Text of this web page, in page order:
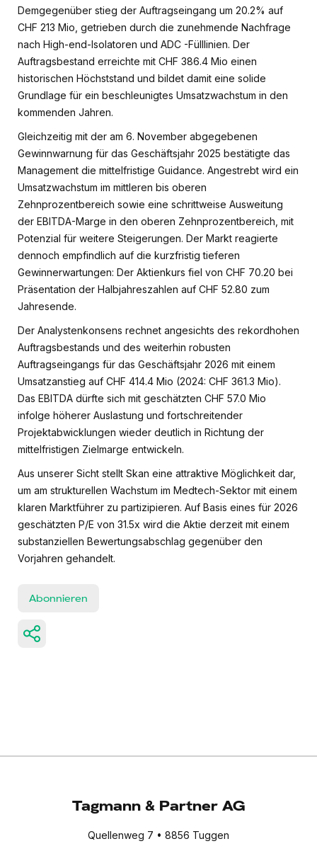
Demgegenüber stieg der Auftragseingang um 20.2% auf
CHF 213 Mio, getrieben durch die zunehmende Nachfrage
nach High-end-Isolatoren und ADC -Fülllinien. Der
Auftragsbestand erreichte mit CHF 386.4 Mio einen
historischen Höchststand und bildet damit eine solide
Grundlage für ein beschleunigtes Umsatzwachstum in den
kommenden Jahren.
Gleichzeitig mit der am 6. November abgegebenen
Gewinnwarnung für das Geschäftsjahr 2025 bestätigte das
Management die mittelfristige Guidance. Angestrebt wird ein
Umsatzwachstum im mittleren bis oberen
Zehnprozentbereich sowie eine schrittweise Ausweitung
der EBITDA-Marge in den oberen Zehnprozentbereich, mit
Potenzial für weitere Steigerungen. Der Markt reagierte
dennoch empfindlich auf die kurzfristig tieferen
Gewinnerwartungen: Der Aktienkurs fiel von CHF 70.20 bei
Präsentation der Halbjahreszahlen auf CHF 52.80 zum
Jahresende.
Der Analystenkonsens rechnet angesichts des rekordhohen
Auftragsbestands und des weiterhin robusten
Auftragseingangs für das Geschäftsjahr 2026 mit einem
Umsatzanstieg auf CHF 414.4 Mio (2024: CHF 361.3 Mio).
Das EBITDA dürfte sich mit geschätzten CHF 57.0 Mio
infolge höherer Auslastung und fortschreitender
Projektabwicklungen wieder deutlich in Richtung der
mittelfristigen Zielmarge entwickeln.
Aus unserer Sicht stellt Skan eine attraktive Möglichkeit dar,
um am strukturellen Wachstum im Medtech-Sektor mit einem
klaren Marktführer zu partizipieren. Auf Basis eines für 2026
geschätzten P/E von 31.5x wird die Aktie derzeit mit einem
substanziellen Bewertungsabschlag gegenüber den
Vorjahren gehandelt.
Abonnieren
Tagmann & Partner AG
Quellenweg 7 • 8856 Tuggen